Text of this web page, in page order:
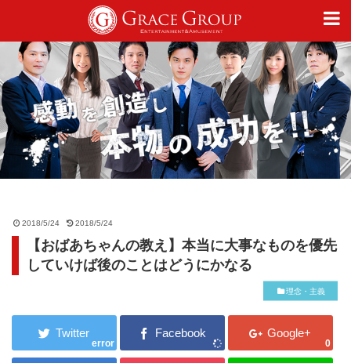
2018/5/24 2018/5/24
【おばあちゃんの教え】本当に大事なものを優先
していけば後のことはどうにかなる
理念・主義
error 0
仕事
趣味
ライフスタイル